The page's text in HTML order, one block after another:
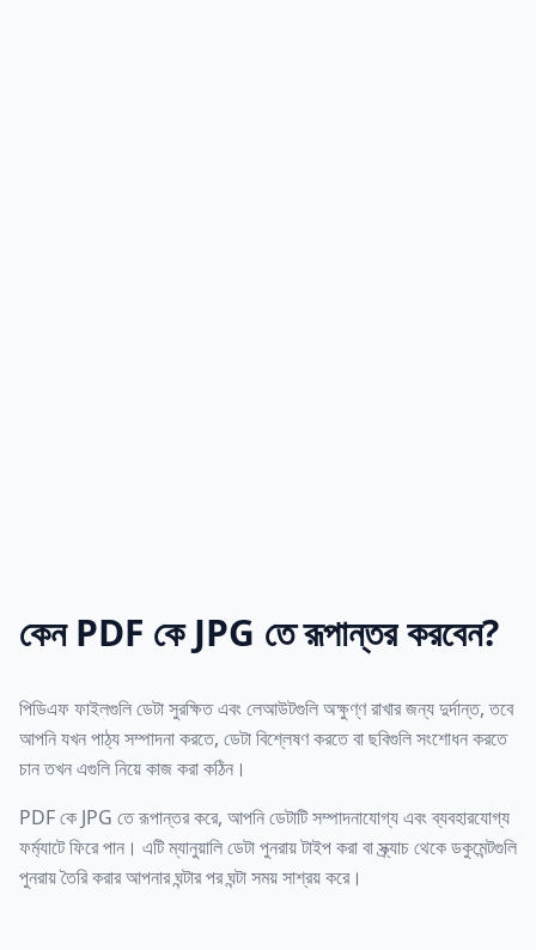
কেন PDF কে JPG তে রূপান্তর করবেন?
পিডিএফ ফাইলগুলি ডেটা সুরক্ষিত এবং লেআউটগুলি অক্ষুণ্ণ রাখার জন্য দুর্দান্ত, তবে
আপনি যখন পাঠ্য সম্পাদনা করতে, ডেটা বিশ্লেষণ করতে বা ছবিগুলি সংশোধন করতে
চান তখন এগুলি নিয়ে কাজ করা কঠিন।
PDF কে JPG তে রূপান্তর করে, আপনি ডেটাটি সম্পাদনাযোগ্য এবং ব্যবহারযোগ্য
ফর্ম্যাটে ফিরে পান। এটি ম্যানুয়ালি ডেটা পুনরায় টাইপ করা বা স্ক্র্যাচ থেকে ডকুমেন্টগুলি
পুনরায় তৈরি করার আপনার ঘন্টার পর ঘন্টা সময় সাশ্রয় করে।